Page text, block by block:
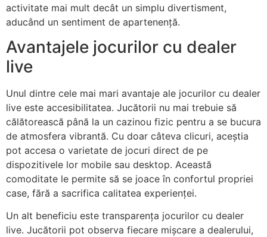
activitate mai mult decât un simplu divertisment,
aducând un sentiment de apartenență.
Avantajele jocurilor cu dealer
live
Unul dintre cele mai mari avantaje ale jocurilor cu dealer
live este accesibilitatea. Jucătorii nu mai trebuie să
călătorească până la un cazinou fizic pentru a se bucura
de atmosfera vibrantă. Cu doar câteva clicuri, aceștia
pot accesa o varietate de jocuri direct de pe
dispozitivele lor mobile sau desktop. Această
comoditate le permite să se joace în confortul propriei
case, fără a sacrifica calitatea experienței.
Un alt beneficiu este transparența jocurilor cu dealer
live. Jucătorii pot observa fiecare mișcare a dealerului,